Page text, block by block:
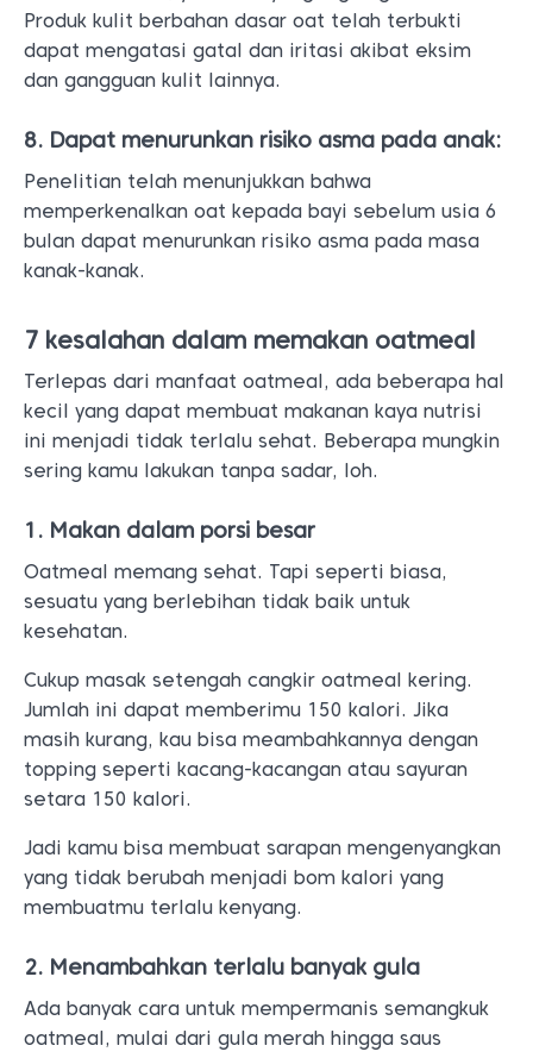
Produk kulit berbahan dasar oat telah terbukti
dapat mengatasi gatal dan iritasi akibat eksim
dan gangguan kulit lainnya.
8. Dapat menurunkan risiko asma pada anak:
Penelitian telah menunjukkan bahwa
memperkenalkan oat kepada bayi sebelum usia 6
bulan dapat menurunkan risiko asma pada masa
kanak-kanak.
7 kesalahan dalam memakan oatmeal
Terlepas dari manfaat oatmeal, ada beberapa hal
kecil yang dapat membuat makanan kaya nutrisi
ini menjadi tidak terlalu sehat. Beberapa mungkin
sering kamu lakukan tanpa sadar, loh.
1. Makan dalam porsi besar
Oatmeal memang sehat. Tapi seperti biasa,
sesuatu yang berlebihan tidak baik untuk
kesehatan.
Cukup masak setengah cangkir oatmeal kering.
Jumlah ini dapat memberimu 150 kalori. Jika
masih kurang, kau bisa meambahkannya dengan
topping seperti kacang-kacangan atau sayuran
setara 150 kalori.
Jadi kamu bisa membuat sarapan mengenyangkan
yang tidak berubah menjadi bom kalori yang
membuatmu terlalu kenyang.
2. Menambahkan terlalu banyak gula
Ada banyak cara untuk mempermanis semangkuk
oatmeal, mulai dari gula merah hingga saus